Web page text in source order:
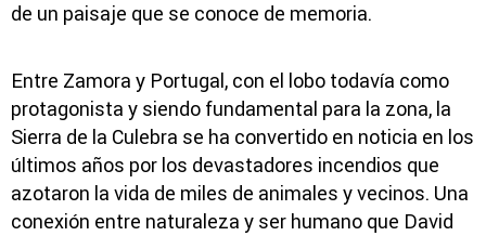
de un paisaje que se conoce de memoria.
Entre Zamora y Portugal, con el lobo todavía como
protagonista y siendo fundamental para la zona, la
Sierra de la Culebra se ha convertido en noticia en los
últimos años por los devastadores incendios que
azotaron la vida de miles de animales y vecinos. Una
conexión entre naturaleza y ser humano que David